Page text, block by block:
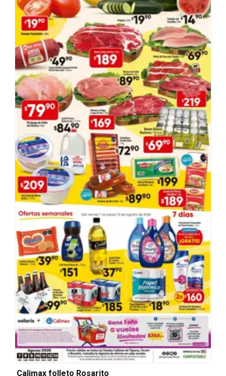
Calimax folleto Rosarito